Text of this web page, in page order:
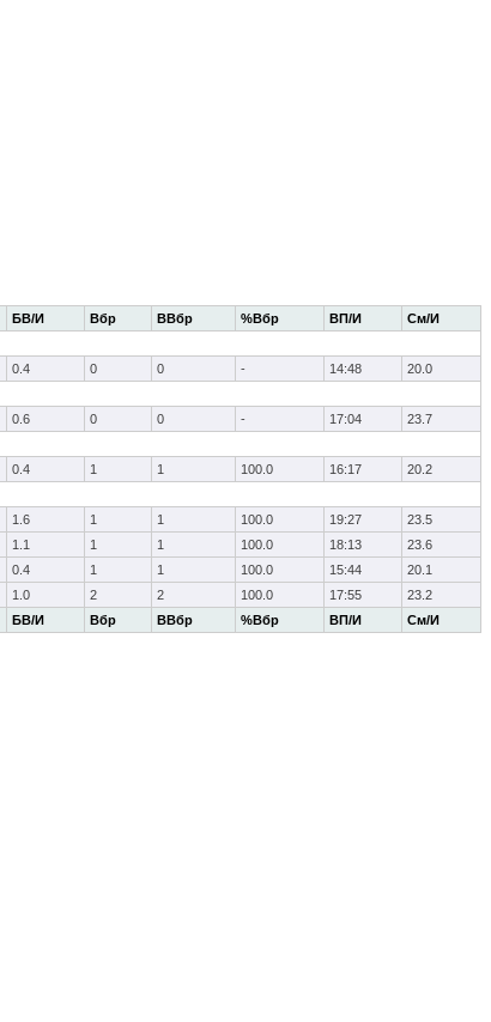
БВ/И Вбр ВВбр %Вбр ВП/И См/И
БВ/И Вбр ВВбр %Вбр ВП/И См/И
0.4 0 0 - 14:48
20.0
0.6 0 0 - 17:04
23.7
0.4 1 1 100.0 16:17
20.2
1.6 1 1 100.0 19:27
23.5
1.1 1 1 100.0 18:13
23.6
0.4 1 1 100.0 15:44
20.1
1.0 2 2 100.0 17:55 23.2